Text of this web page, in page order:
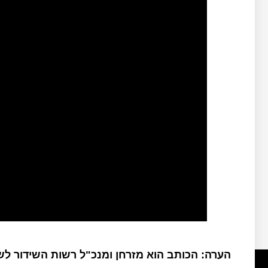
הערה: הכותב הוא מזרחן ומנכ"ל רשות השידור